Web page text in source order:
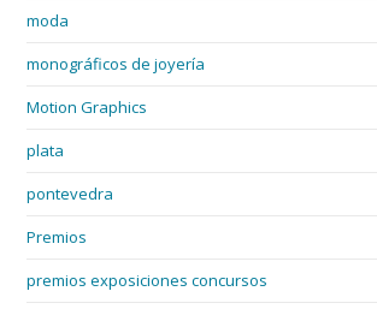
moda
monográficos de joyería
Motion Graphics
plata
pontevedra
Premios
premios exposiciones concursos